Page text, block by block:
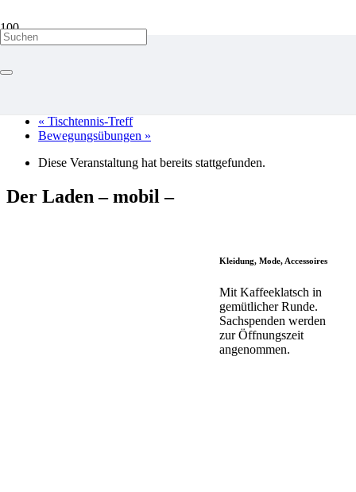
« Tischtennis-Treff
Bewegungsübungen »
Diese Veranstaltung hat bereits stattgefunden.
Der Laden – mobil –
Kleidung, Mode, Accessoires
Mit Kaffeeklatsch in
gemütlicher Runde.
Sachspenden werden
zur Öffnungszeit
angenommen.